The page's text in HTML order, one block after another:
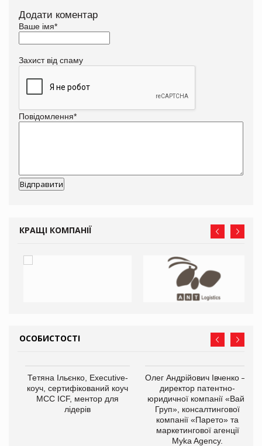
Додати коментар
Ваше імя*
Захист від спаму
Повідомлення*
КРАЩІ КОМПАНІЇ
ОСОБИСТОСТІ
Тетяна Ільєнко, Executive-
коуч, сертифікований коуч
МСС ICF, ментор для
лідерів
Олег Андрійович Івченко —
директор патентно-
юридичної компанії «Вайз
Груп», консалтингової
компанії «Парето» та
маркетингової агенції
Myka Agency.